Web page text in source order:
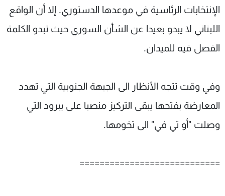
الإنتخابات الرئاسية في موعدها الدستوري. إلا أن الواقع
اللبناني لا يبدو بعيدا عن الشأن السوري حيث تبدو الكلمة
الفصل فيه للميدان.
وفي وقت تتجه الأنظار الى الجبهة الجنوبية التي تهدد
المعارضة بفتحها يبقى التركيز منصبا على يبرود التي
وصلت "أو تي في" الى تخومها.
============================